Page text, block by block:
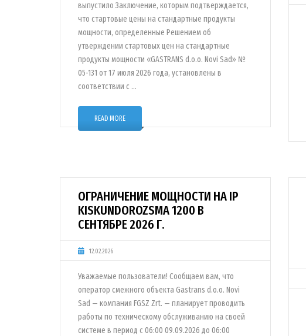
выпустило Заключение, которым подтверждается,
что стартовые цены на стандартные продукты
мощности, определенные Решением об
утверждении стартовых цен на стандартные
продукты мощности «GASTRANS d.o.o. Novi Sad» №
05-131 от 17 июля 2026 года, установлены в
соответствии с …
READ MORE
ОГРАНИЧЕНИЕ МОЩНОСТИ НА IP
KISKUNDOROZSMA 1200 В
СЕНТЯБРЕ 2026 Г.
12.02.2026
Уважаемые пользователи! Сообщаем вам, что
оператор смежного объекта Gastrans d.o.o. Novi
Sad — компания FGSZ Zrt. — планирует проводить
работы по техническому обслуживанию на своей
системе в период с 06:00 09.09.2026 до 06:00